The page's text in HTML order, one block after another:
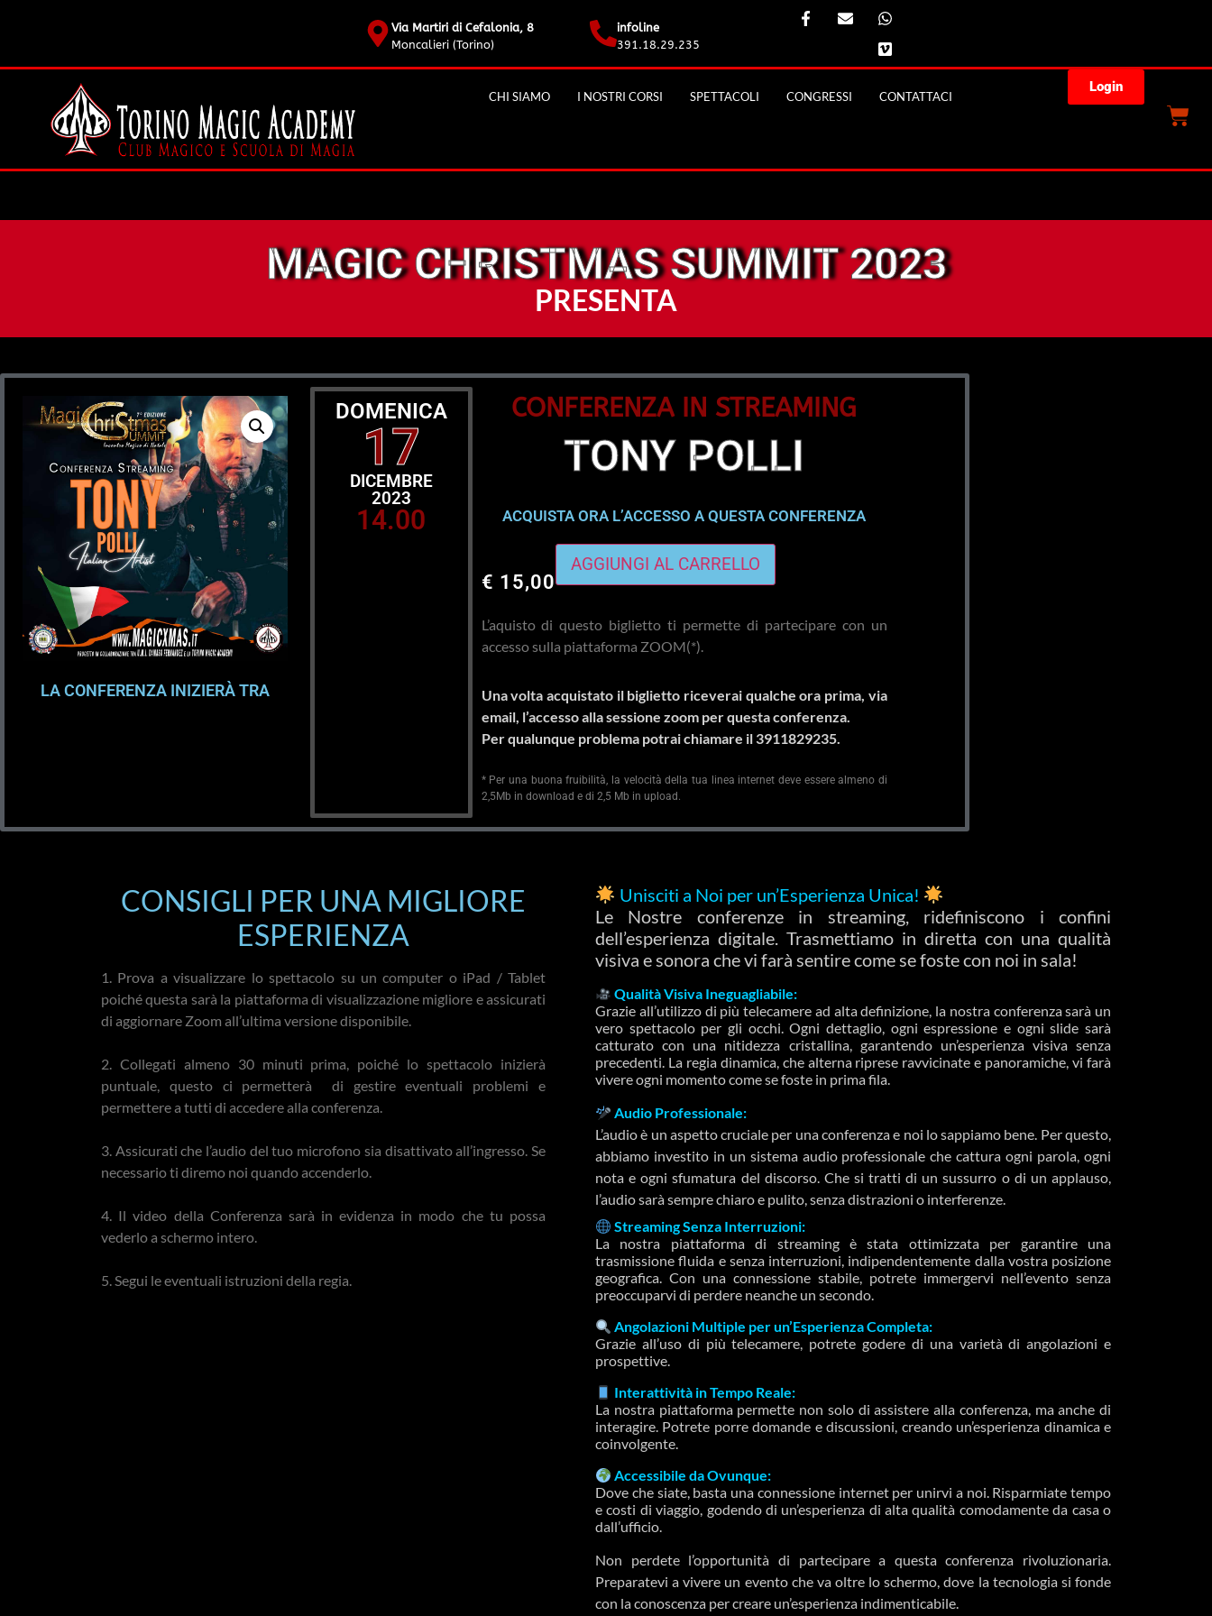
Via Martiri di Cefalonia, 8
Moncalieri (Torino)
infoline
391.18.29.235
CHI SIAMO I NOSTRI CORSI SPETTACOLI CONGRESSI CONTATTACI
Login
MAGIC CHRISTMAS SUMMIT 2023
PRESENTA
LA CONFERENZA INIZIERÀ TRA
DOMENICA
17
DICEMBRE
2023
14.00
CONFERENZA IN STREAMING
TONY POLLI
ACQUISTA ORA L’ACCESSO A QUESTA CONFERENZA
€ 15,00
AGGIUNGI AL CARRELLO
L’aquisto di questo biglietto ti permette di partecipare con un
accesso sulla piattaforma ZOOM(*).
Una volta acquistato il biglietto riceverai qualche ora prima, via
email, l’accesso alla sessione zoom per questa conferenza.
Per qualunque problema potrai chiamare il 3911829235.
* Per una buona fruibilità, la velocità della tua linea internet deve essere almeno di
2,5Mb in download e di 2,5 Mb in upload.
CONSIGLI PER UNA MIGLIORE
ESPERIENZA
1. Prova a visualizzare lo spettacolo su un computer o iPad / Tablet
poiché questa sarà la piattaforma di visualizzazione migliore e assicurati
di aggiornare Zoom all’ultima versione disponibile.
2. Collegati almeno 30 minuti prima, poiché lo spettacolo inizierà
puntuale, questo ci permetterà di gestire eventuali problemi e
permettere a tutti di accedere alla conferenza.
3. Assicurati che l’audio del tuo microfono sia disattivato all’ingresso. Se
necessario ti diremo noi quando accenderlo.
4. Il video della Conferenza sarà in evidenza in modo che tu possa
vederlo a schermo intero.
5. Segui le eventuali istruzioni della regia.
Unisciti a Noi per un’Esperienza Unica!
Le Nostre conferenze in streaming, ridefiniscono i confini
dell’esperienza digitale. Trasmettiamo in diretta con una qualità
visiva e sonora che vi farà sentire come se foste con noi in sala!
Qualità Visiva Ineguagliabile:
Grazie all’utilizzo di più telecamere ad alta definizione, la nostra conferenza sarà un
vero spettacolo per gli occhi. Ogni dettaglio, ogni espressione e ogni slide sarà
catturato con una nitidezza cristallina, garantendo un’esperienza visiva senza
precedenti. La regia dinamica, che alterna riprese ravvicinate e panoramiche, vi farà
vivere ogni momento come se foste in prima fila.
Audio Professionale:
L’audio è un aspetto cruciale per una conferenza e noi lo sappiamo bene. Per questo,
abbiamo investito in un sistema audio professionale che cattura ogni parola, ogni
nota e ogni sfumatura del discorso. Che si tratti di un sussurro o di un applauso,
l’audio sarà sempre chiaro e pulito, senza distrazioni o interferenze.
Streaming Senza Interruzioni:
La nostra piattaforma di streaming è stata ottimizzata per garantire una
trasmissione fluida e senza interruzioni, indipendentemente dalla vostra posizione
geografica. Con una connessione stabile, potrete immergervi nell’evento senza
preoccuparvi di perdere neanche un secondo.
Angolazioni Multiple per un’Esperienza Completa:
Grazie all’uso di più telecamere, potrete godere di una varietà di angolazioni e
prospettive.
Interattività in Tempo Reale:
La nostra piattaforma permette non solo di assistere alla conferenza, ma anche di
interagire. Potrete porre domande e discussioni, creando un’esperienza dinamica e
coinvolgente.
Accessibile da Ovunque:
Dove che siate, basta una connessione internet per unirvi a noi. Risparmiate tempo
e costi di viaggio, godendo di un’esperienza di alta qualità comodamente da casa o
dall’ufficio.
Non perdete l’opportunità di partecipare a questa conferenza rivoluzionaria.
Preparatevi a vivere un evento che va oltre lo schermo, dove la tecnologia si fonde
con la conoscenza per creare un’esperienza indimenticabile.